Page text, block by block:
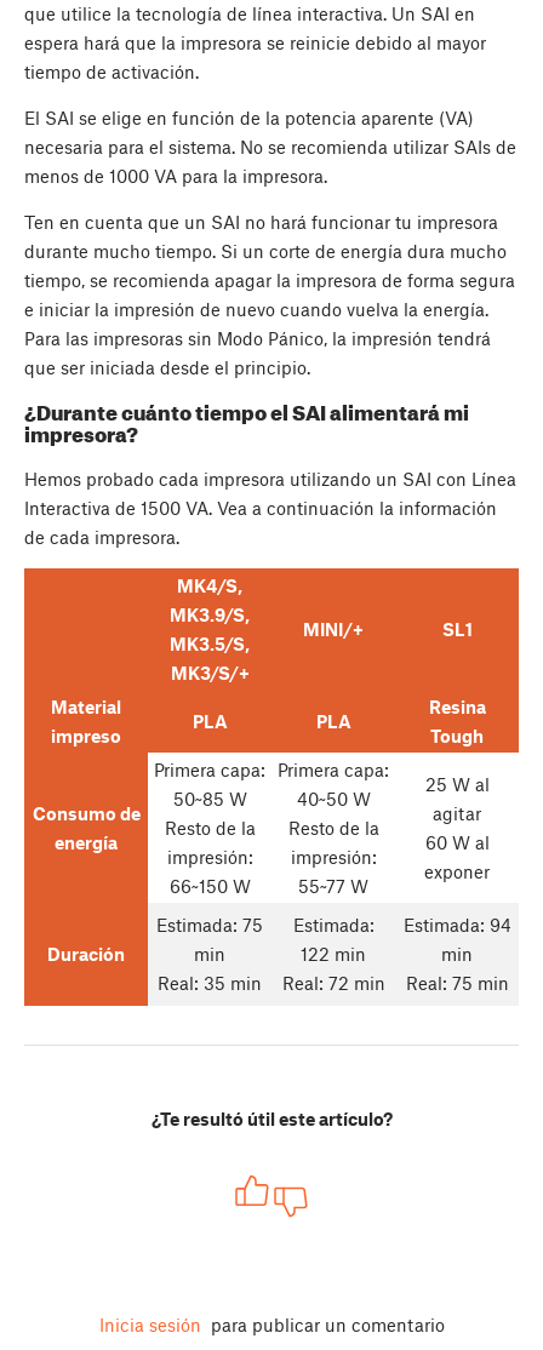
que utilice la tecnología de línea interactiva. Un SAI en
espera hará que la impresora se reinicie debido al mayor
tiempo de activación.
El SAI se elige en función de la potencia aparente (VA)
necesaria para el sistema. No se recomienda utilizar SAIs de
menos de 1000 VA para la impresora.
Ten en cuenta que un SAI no hará funcionar tu impresora
durante mucho tiempo. Si un corte de energía dura mucho
tiempo, se recomienda apagar la impresora de forma segura
e iniciar la impresión de nuevo cuando vuelva la energía.
Para las impresoras sin Modo Pánico, la impresión tendrá
que ser iniciada desde el principio.
¿Durante cuánto tiempo el SAI alimentará mi
impresora?
Hemos probado cada impresora utilizando un SAI con Línea
Interactiva de 1500 VA. Vea a continuación la información
de cada impresora.
MK4/S,
MK3.9/S,
MK3.5/S,
MK3/S/+
MINI/+ SL1
Material
impreso
PLA PLA
Resina
Tough
Consumo de
energía
Primera capa:
50~85 W
Resto de la
impresión:
66~150 W
Primera capa:
40~50 W
Resto de la
impresión:
55~77 W
25 W al
agitar
60 W al
exponer
Duración
Estimada: 75
min
Real: 35 min
Estimada:
122 min
Real: 72 min
Estimada: 94
min
Real: 75 min
¿Te resultó útil este artículo?
Inicia sesión para publicar un comentario